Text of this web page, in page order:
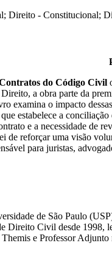
Direito - Constitucional;
do Código Civil
a obra parte da
examina o impacto
estabelece a
e a necessidade de
de reforçar uma visão
para juristas,
de São Paulo
Direito Civil desde
e Professor